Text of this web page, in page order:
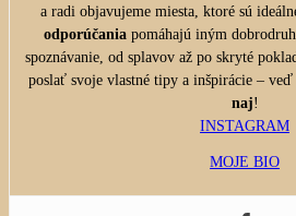
a radi objavujeme miesta, ktoré sú
odporúčaniapomáhajú iným
spoznávanie, od splavov až po skryté
poslať svoje vlastné tipy a inšpirácie – veď
naj!
INSTAGRAM
MOJE BIO